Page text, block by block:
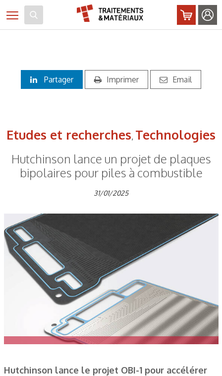
Toggle navigation
Partager Imprimer Email
Etudes et recherches, Technologies
Hutchinson lance un projet de plaques
bipolaires pour piles à combustible
31/01/2025
Hutchinson lance le projet OBI-1 pour accélérer
Panneau de gestion des cookies